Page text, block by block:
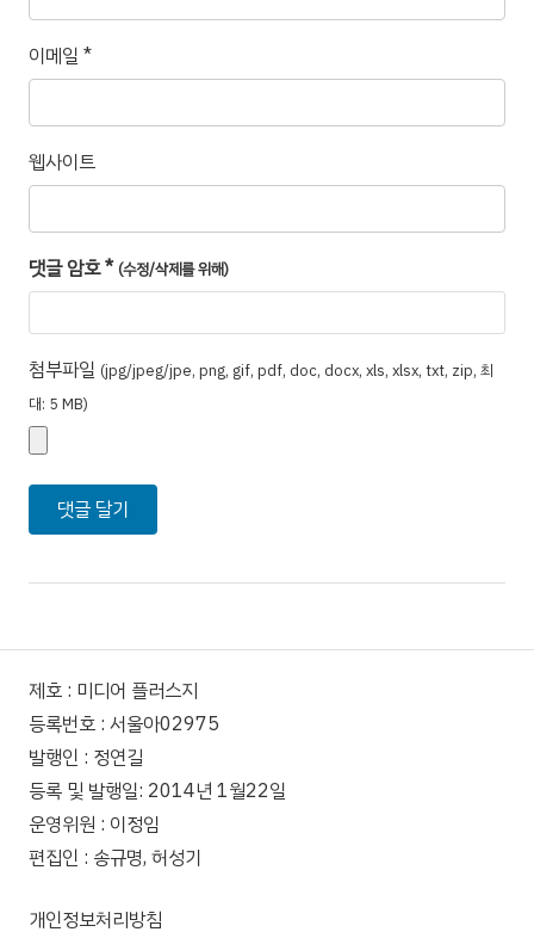
이메일 *
웹사이트
댓글 암호* (수정/삭제를 위해)
첨부파일 (jpg/jpeg/jpe, png, gif, pdf, doc, docx, xls, xlsx, txt, zip, 최
대: 5 MB)
제호 : 미디어 플러스지
등록번호 : 서울아02975
발행인 : 정연길
등록 및 발행일: 2014년 1월22일
운영위원 : 이정임
편집인 : 송규명, 허성기
개인정보처리방침